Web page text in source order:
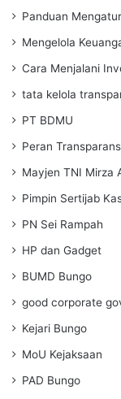
Panduan
Mengelola
Cara Menjalani
tata kelola
PT BDMU
Peran
Mayjen TNI Mirza
Pimpin Sertijab
PN Sei Rampah
HP dan Gadget
BUMD Bungo
good corporate
Kejari Bungo
MoU Kejaksaan
PAD Bungo